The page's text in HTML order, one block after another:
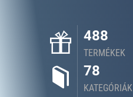
488
TERMÉKEK
78
KATEGÓRIÁK